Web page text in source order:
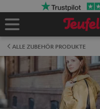
Startseite
ALLE ZUBEHÖR PRODUKTE